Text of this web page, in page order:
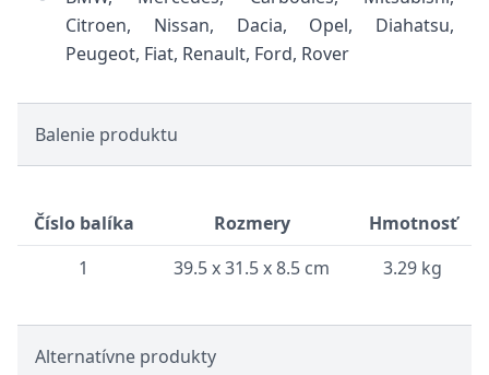
Citroen, Nissan, Dacia, Opel, Diahatsu,
Peugeot, Fiat, Renault, Ford, Rover
Balenie produktu
Číslo balíka Rozmery
Hmotnosť
1
39.5 x 31.5 x 8.5 cm 3.29 kg
Alternatívne produkty